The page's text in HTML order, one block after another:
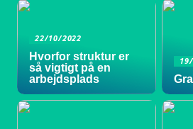
22/10/2022
Hvorfor struktur er
så vigtigt på en
arbejdsplads